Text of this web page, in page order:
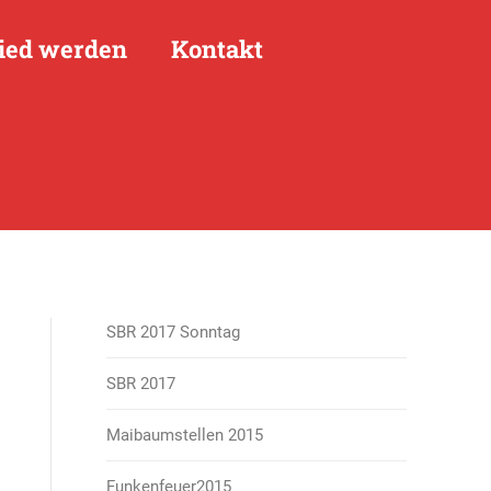
werden Kontakt
SBR 2017 Sonntag
SBR 2017
Maibaumstellen 2015
Funkenfeuer2015